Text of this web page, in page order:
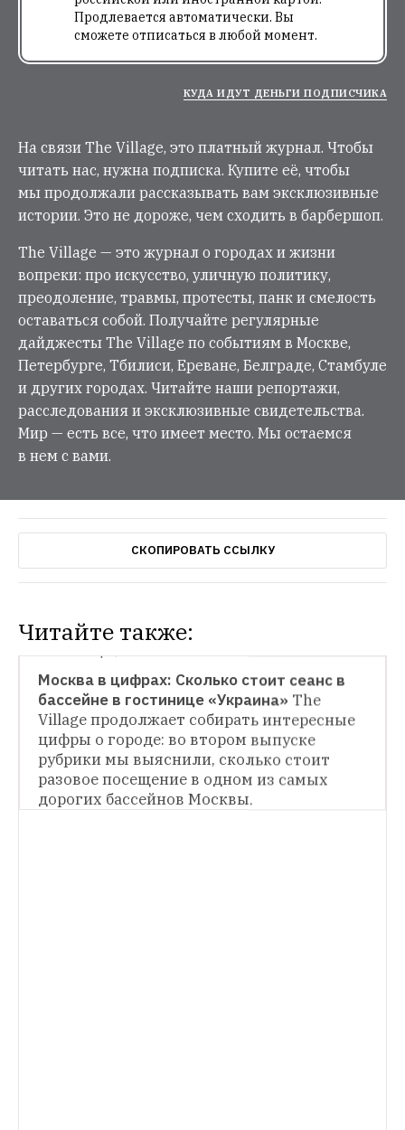
Продлевается автоматически. Вы
сможете отписаться в любой момент.
КУДА ИДУТ ДЕНЬГИ ПОДПИСЧИКА
На связи The Village, это платный журнал. Чтобы
читать нас, нужна подписка. Купите её, чтобы
мы продолжали рассказывать вам эксклюзивные
истории. Это не дороже, чем сходить в барбершоп.
The Village — это журнал о городах и жизни
вопреки: про искусство, уличную политику,
преодоление, травмы, протесты, панк и смелость
оставаться собой. Получайте регулярные
дайджесты The Village по событиям в Москве,
Петербурге, Тбилиси, Ереване, Белграде, Стамбуле
и других городах. Читайте наши репортажи,
расследования и эксклюзивные свидетельства.
Мир — есть все, что имеет место. Мы остаемся
в нем с вами.
СКОПИРОВАТЬ ССЫЛКУ
Читайте также:
МОСКВА В ЦИФРАХ
Москва в цифрах: Сколько мужчин
уступают место в метро?The Village
запускает новую рубрику, в которой будет
публиковать самые интересные цифры о
городе.
МОСКВА В ЦИФРАХ
Москва в цифрах: Сколько стоит сеанс в
бассейне в гостинице «Украина» The
Village продолжает собирать интересные
цифры о городе: во втором выпуске
рубрики мы выяснили, сколько стоит
разовое посещение в одном из самых
дорогих бассейнов Москвы.